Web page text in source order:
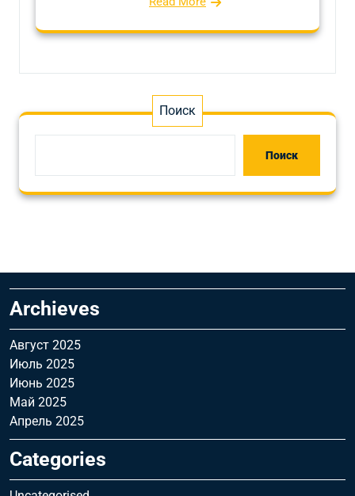
Поиск
Поиск
Archieves
Август 2025
Июль 2025
Июнь 2025
Май 2025
Апрель 2025
Categories